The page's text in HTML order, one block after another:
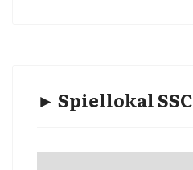
► Spiellokal SSC